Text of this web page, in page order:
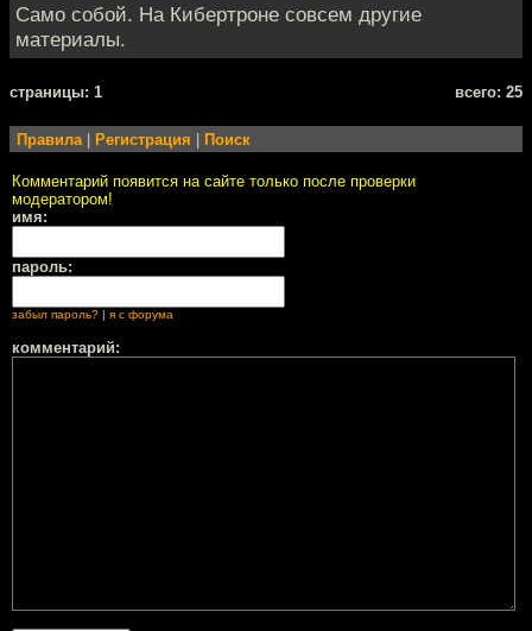
Само собой. На Кибертроне совсем другие
материалы.
cтраницы: 1 всего: 25
Правила Регистрация Поиск
Комментарий появится на сайте только после проверки
модератором!
имя:
пароль:
забыл пароль? | я с форума
комментарий: